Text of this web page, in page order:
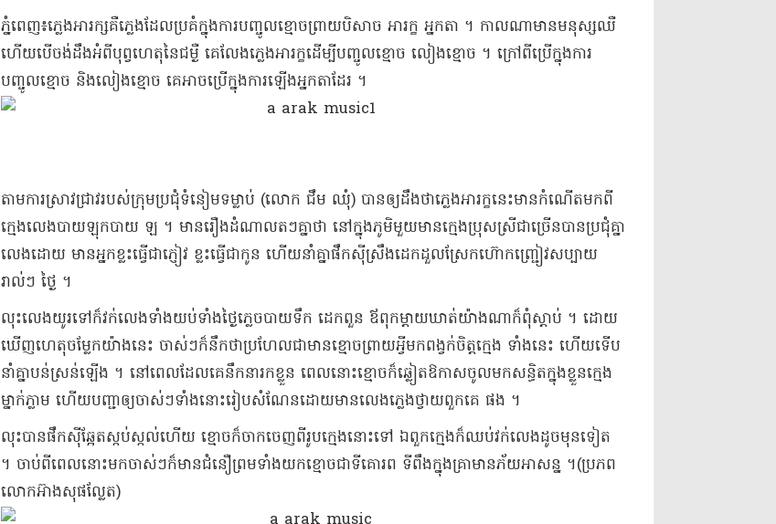
​ភ្នំពេញ​៖​ភ្លេងអារក្ស​គឺ​ភ្លេង​ដែល​ប្រគំ​ក្នុង​ការបញ្ចូល​ខ្មោច​ព្រាយ​បិសាច អារក្ខ អ្នកតា ។ កាលណា​មាន​មនុស្ស​ឈឺ
ហើយ​បើ​ចង់ដឹង​អំពី​បុព្វហេតុ​នៃ​ជម្ងឺ គេ​លែង​ភ្លេង​អារក្ខ​ដើម្បី​បញ្ចូល​ខ្មោច លៀង​ខ្មោច ។ ក្រៅពី​ប្រើ​ក្នុងការ​
បញ្ចូល​ខ្មោច និង​លៀង​ខ្មោច គេ​អាច​ប្រើ​ក្នុងការ​ឡើងអ្នកតា​ដែរ ។​
​តាម​ការស្រាវជ្រាវ​រប​ស់​ក្រុម​ប្រជុំ​ទំនៀមទម្លាប់ (​លោក ជឹម ឈុំ​) បាន​ឲ្យ​ដឹងថា​ភ្លេង​អារក្ខ​នេះ​មានកំណើត​មកពី​
ក្មេង​លេង​បាយ​ឡុ​កបាយ ឡ ។ មានរឿង​ដំណាល​តៗ​គ្នា​ថា នៅក្នុង​ភូមិ​មួយ​មាន​ក្មេងប្រុស​ស្រី​ជាច្រើន​បាន​ប្រជុំគ្នា​
លេង​ដោយ មាន​អ្នកខ្លះ​ធ្វើជា​ភ្ញៀវ ខ្លះ​ធ្វើជា​កូន ហើយ​នាំគ្នា​ផឹកស៊ី​ស្រឹង​ដេក​ដួល​ស្រែក​ហ៊ោកញ្ជ្រៀវ​សប្បាយ​
រាល់ៗ ថ្ងៃ ។​
​លុះ​លេង​យូរ​ទៅ​ក៏​វក់​លេង​ទាំងយប់​ទាំង​ថ្ងៃ​ភ្លេច​បាយទឹក ដេក​ពួន ឪពុកម្ដាយ​ឃាត់​យ៉ាងណា​ក៏​ពុំ​ស្ដាប់ ។ ដោយ​
ឃើញ​ហេតុ​ចម្លែក​យ៉ាងនេះ ចាស់ៗ​ក៏​នឹកថា​ប្រហែល​ជាមាន​ខ្មោច​ព្រាយ​អ្វី​មក​ពង្វក់​ចិត្ត​ក្មេង ទាំងនេះ ហើយ​ទើប​
នាំគ្នា​បន់ស្រន់​ឡើង ។ នៅពេលដែល​គេ​នឹកនា​រក​ខ្លួន ពេលនោះ​ខ្មោច​ក៏​ឆ្លៀតឱកាស​ចូលមក​សន្ធិ​ត​ក្នុង​ខ្លួន​ក្មេង​
ម្នាក់​ភ្លាម ហើយ​បញ្ជា​ឲ្យ​ចាស់ៗ​ទាំងនោះ​រៀប​សំណែន​ដោយមាន​លេងភ្លេង​ថ្វាយ​ពួកគេ ផង ។​
​លុះ​បាន​ផឹកស៊ី​ឆ្អែត​ស្កប់ស្កល់​ហើយ ខ្មោច​ក៏​ចាក​ចេញពី​រូប​ក្មេង​នោះ​ទៅ ឯ​ពួកក្មេង​ក៏​ឈប់​វក់​លេង​ដូច​មុន​ទៀត
។ ចាប់ពីពេលនោះ​មក​ចាស់ៗ​ក៏មាន​ជំនឿ​ព្រមទាំង​យក​ខ្មោច​ជាទីគោរព ទីពឹង​ក្នុង​គ្រា​មាន​ភ័យ​អាសន្ន ។​(​ប្រភព​
លោក​អ៊ាង​សុផល្លែត​)